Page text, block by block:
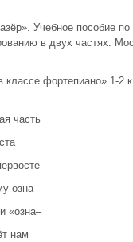
Учебное пособие по
в двух частях.
фортепиано» 1-2
часть
озна–
«озна–
нам